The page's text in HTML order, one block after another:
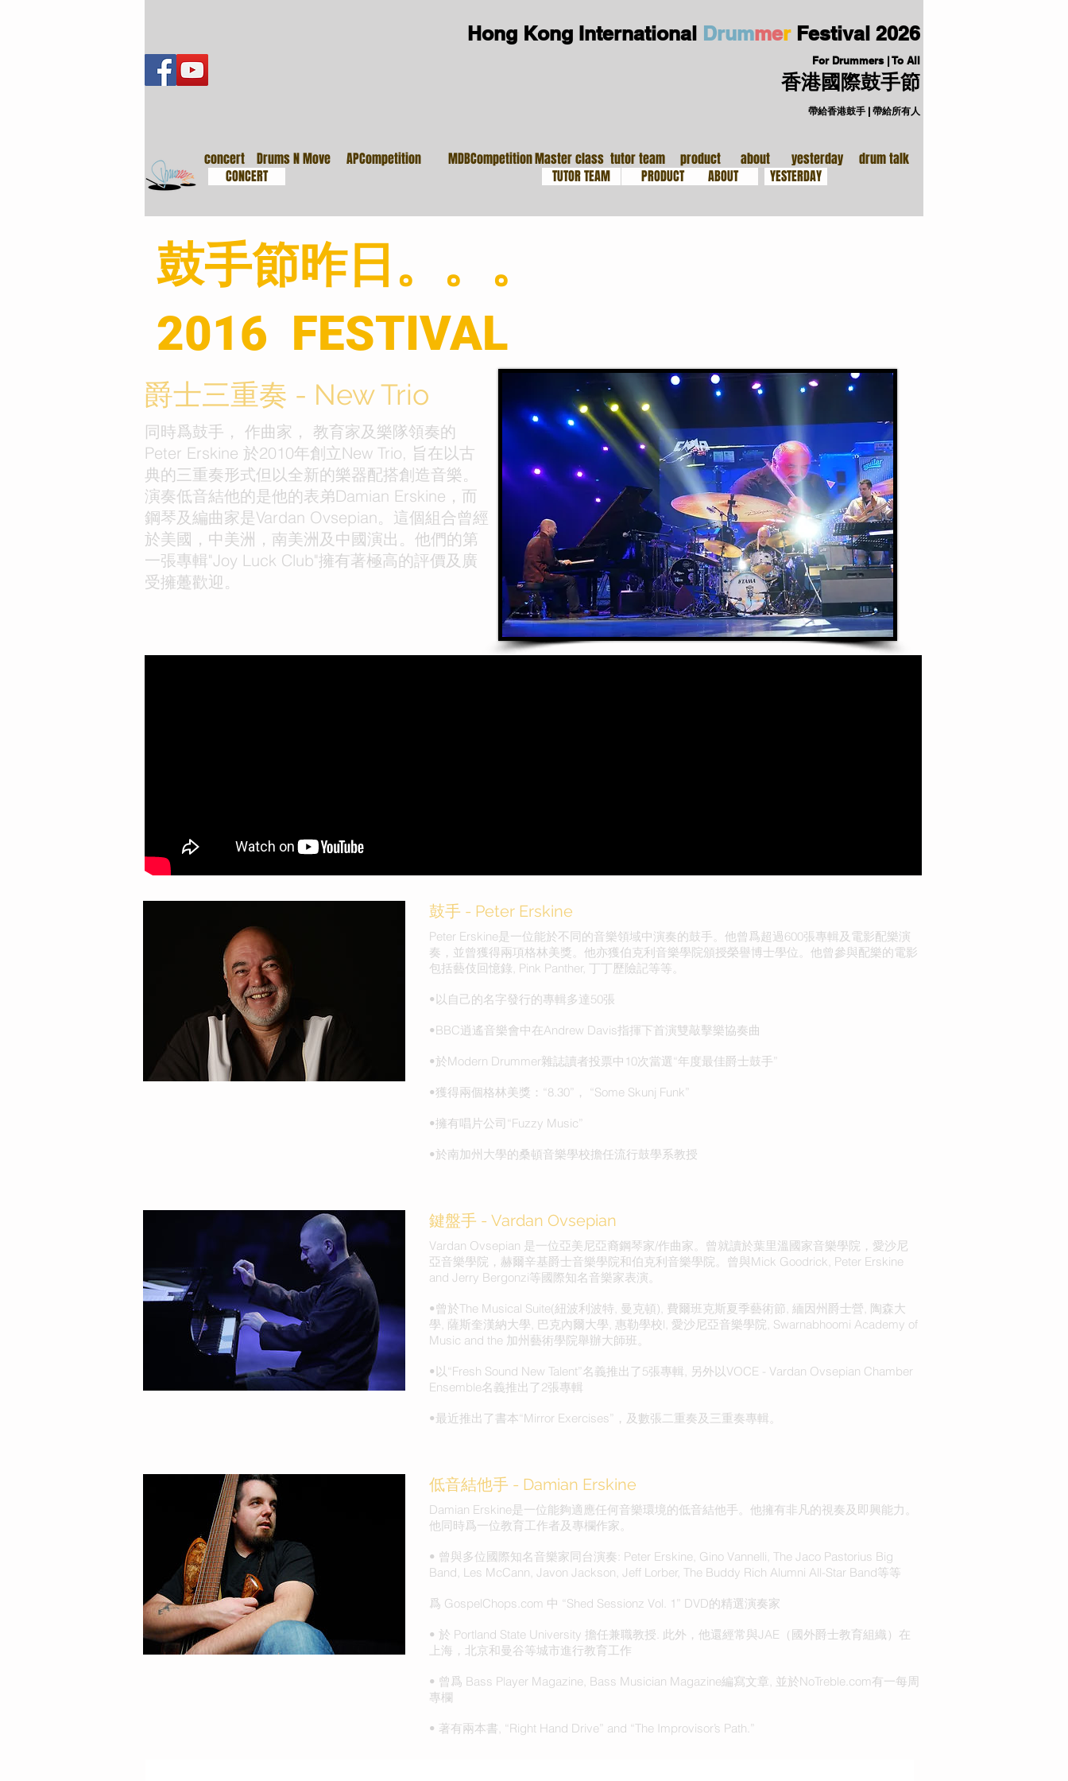
CONCERT
音樂會
concert Drums N Move
Hong Kong International Drummer Festival 2026
For Drummers | To All
香港國際鼓手節
帶給香港鼓手 | 帶給所有人
APCompetition
TUTOR TEAM
PRODUCT ABOUT YESTERDAY
大師班 導師團隊 鼓手裝備 關於
tutor team product about yesterday drum talk
MDBCompetitionMaster class
​鼓手節昨日。。。
2016 FESTIVAL
爵士三重奏 - New Trio
同時爲鼓手， 作曲家， 教育家及樂隊領奏的
Peter Erskine 於2010年創立New Trio, 旨在以古
典的三重奏形式但以全新的樂器配搭創造音樂。
演奏低音結他的是他的表弟Damian Erskine，而
鋼琴及編曲家是Vardan Ovsepian。這個組合曾經
於美國，中美洲，南美洲及中國演出。他們的第
一張專輯"Joy Luck Club"擁有著極高的評價及廣
受擁躉歡迎。
鼓手 - Peter Erskine
Peter Erskine是一位能於不同的音樂領域中演奏的鼓手。他曾爲超過600張專輯及電影配樂演
奏，並曾獲得兩項格林美獎。他亦獲伯克利音樂學院頒授榮譽博士學位。他曾參與配樂的電影
包括藝伎回憶錄, Pink Panther, 丁丁歷險記等等。
•以自己的名字發行的專輯多達50張
•BBC逍遙音樂會中在Andrew Davis指揮下首演雙敲擊樂協奏曲
•於Modern Drummer雜誌讀者投票中10次當選“年度最佳爵士鼓手”
•獲得兩個格林美獎：“8.30”， “Some Skunj Funk”
•擁有唱片公司“Fuzzy Music”
•於南加州大學的桑頓音樂學校擔任流行鼓學系教授
鍵盤手 - Vardan Ovsepian
Vardan Ovsepian 是一位亞美尼亞裔鋼琴家/作曲家。曾就讀於葉里溫國家音樂學院，愛沙尼
亞音樂學院，赫爾辛基爵士音樂學院和伯克利音樂學院。曾與Mick Goodrick, Peter Erskine
and Jerry Bergonzi等國際知名音樂家表演。
•曾於The Musical Suite(紐波利波特, 曼克頓), 費爾班克斯夏季藝術節, 緬因州爵士營, 陶森大
學, 薩斯奎漢納大學, 巴克內爾大學, 惠勒學校l, 愛沙尼亞音樂學院, Swarnabhoomi Academy of
Music and the 加州藝術學院舉辦大師班。
•以“Fresh Sound New Talent”名義推出了5張專輯, 另外以VOCE - Vardan Ovsepian Chamber
Ensemble名義推出了2張專輯
•最近推出了書本“Mirror Exercises”，及數張二重奏及三重奏專輯。
低音結他手 - Damian Erskine
Damian Erskine是一位能夠適應任何音樂環境的低音結他手。他擁有非凡的視奏及即興能力。
他同時爲一位教育工作者及專欄作家。
• 曾與多位國際知名音樂家同台演奏: Peter Erskine, Gino Vannelli, The Jaco Pastorius Big
Band, Les McCann, Javon Jackson, Jeff Lorber, The Buddy Rich Alumni All-Star Band等等
爲 GospelChops.com 中 “Shed Sessionz Vol. 1” DVD的精選演奏家
• 於 Portland State University 擔任兼職教授. 此外，他還經常與JAE（國外爵士教育組織）在
上海，北京和曼谷等城市進行教育工作
• 曾爲 Bass Player Magazine, Bass Musician Magazine編寫文章, 並於NoTreble.com有一每周
專欄
• 著有兩本書, “Right Hand Drive” and “The Improvisor’s Path.”